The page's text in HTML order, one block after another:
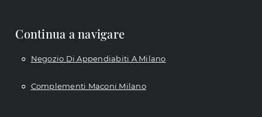
Continua a navigare
Negozio Di Appendiabiti A Milano
Complementi Maconi Milano